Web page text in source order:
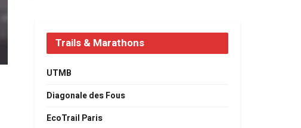
Trails & Marathons
UTMB
Diagonale des Fous
EcoTrail Paris